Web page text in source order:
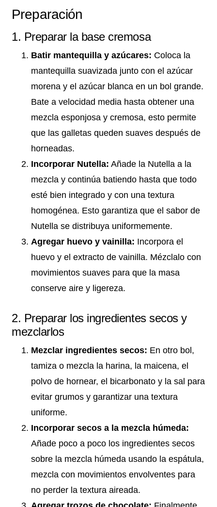
Preparación
1. Preparar la base cremosa
Batir mantequilla y azúcares: Coloca la
mantequilla suavizada junto con el azúcar
morena y el azúcar blanca en un bol grande.
Bate a velocidad media hasta obtener una
mezcla esponjosa y cremosa, esto permite
que las galletas queden suaves después de
horneadas.
Incorporar Nutella: Añade la Nutella a la
mezcla y continúa batiendo hasta que todo
esté bien integrado y con una textura
homogénea. Esto garantiza que el sabor de
Nutella se distribuya uniformemente.
Agregar huevo y vainilla: Incorpora el
huevo y el extracto de vainilla. Mézclalo con
movimientos suaves para que la masa
conserve aire y ligereza.
2. Preparar los ingredientes secos y
mezclarlos
Mezclar ingredientes secos: En otro bol,
tamiza o mezcla la harina, la maicena, el
polvo de hornear, el bicarbonato y la sal para
evitar grumos y garantizar una textura
uniforme.
Incorporar secos a la mezcla húmeda:
Añade poco a poco los ingredientes secos
sobre la mezcla húmeda usando la espátula,
mezcla con movimientos envolventes para
no perder la textura aireada.